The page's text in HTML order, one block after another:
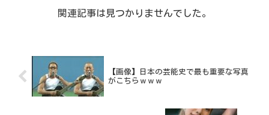
関連記事は見つかりませんでした。
【画像】日本の芸能史で最も重要な写真
がこちらｗｗｗ